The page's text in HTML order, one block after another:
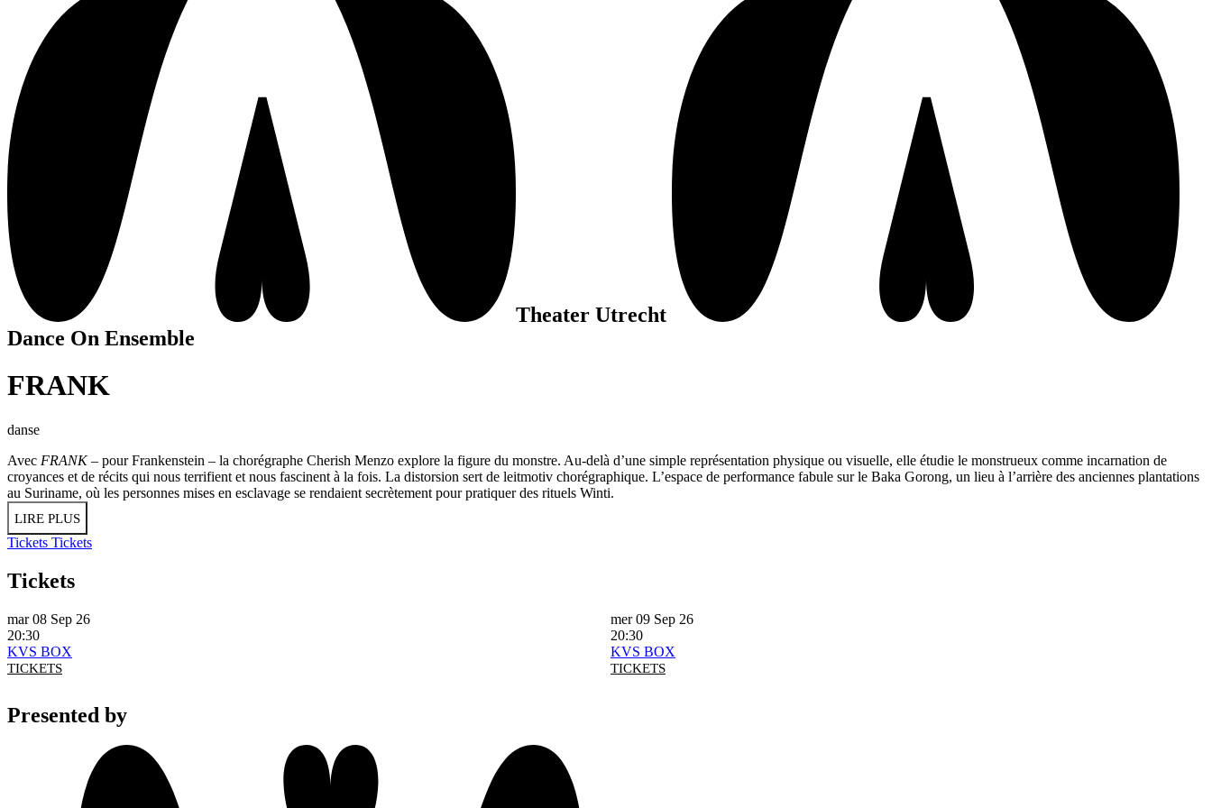
Theater Utrecht
Dance On Ensemble
FRANK
danse
Avec FRANK– pour Frankenstein – la chorégraphe Cherish Menzo explore la figure du monstre. Au-delà d’une simple représentation physique ou visuelle, elle étudie le monstrueux comme incarnation de
croyances et de récits qui nous terrifient et nous fascinent à la fois. La distorsion sert de leitmotiv chorégraphique. L’espace de performance fabule sur le Baka Gorong, un lieu à l’arrière des anciennes plantations
au Suriname, où les personnes mises en esclavage se rendaient secrètement pour pratiquer des rituels Winti.
LIRE PLUS
Tickets Tickets
Tickets
mar 08 Sep 26
20:30
KVS BOX
TICKETS
mer 09 Sep 26
20:30
KVS BOX
TICKETS
Presented by